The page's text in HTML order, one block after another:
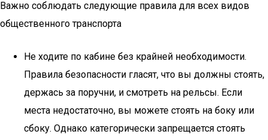
Важно соблюдать следующие правила для всех видов
общественного транспорта
Не ходите по кабине без крайней необходимости.
Правила безопасности гласят, что вы должны стоять,
держась за поручни, и смотреть на рельсы. Если
места недостаточно, вы можете стоять на боку или
сбоку. Однако категорически запрещается стоять